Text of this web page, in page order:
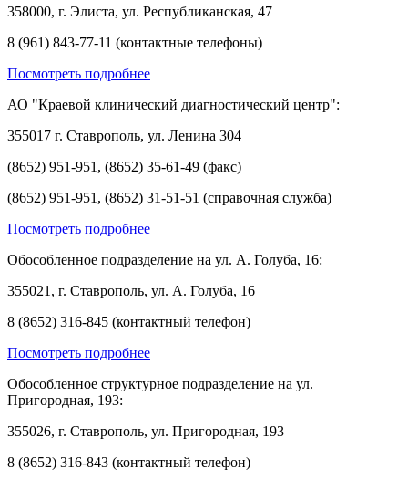
358000, г. Элиста, ул. Республиканская, 47
8 (961) 843-77-11 (контактные телефоны)
Посмотреть подробнее
АО "Краевой клинический диагностический центр":
355017 г. Ставрополь, ул. Ленина 304
(8652) 951-951, (8652) 35-61-49 (факс)
(8652) 951-951, (8652) 31-51-51 (справочная служба)
Посмотреть подробнее
Обособленное подразделение на ул. А. Голуба, 16:
355021, г. Ставрополь, ул. А. Голуба, 16
8 (8652) 316-845 (контактный телефон)
Посмотреть подробнее
Обособленное структурное подразделение на ул.
Пригородная, 193:
355026, г. Ставрополь, ул. Пригородная, 193
8 (8652) 316-843 (контактный телефон)